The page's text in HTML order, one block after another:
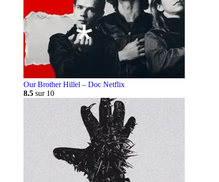
Our Brother Hillel – Doc Netflix
8.5 sur 10